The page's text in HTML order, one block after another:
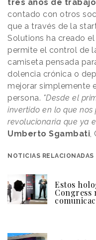
tres años de trabajo
contado con otros
que a través de la
Solutions ha creado
permite el control de
camiseta pensada
dolencia crónica o
mejorar simplemente
persona. "Desde el
invertido en lo que
revolucionaria que ya
Umberto Sgambati,
NOTICIAS RELACIONADAS
Estos
Congress